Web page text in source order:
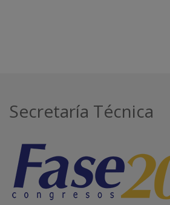
Secretaría Técnica